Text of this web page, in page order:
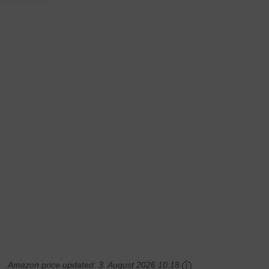
Amazon price updated: 3. August 2026 10:18